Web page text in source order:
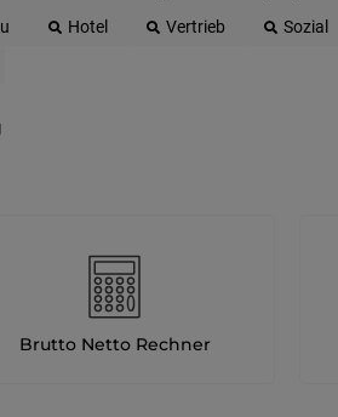
Hotel Vertrieb Sozial
Brutto Netto Rechner